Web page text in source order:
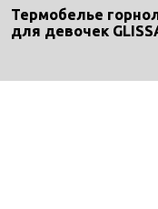
Термобелье
для девочек